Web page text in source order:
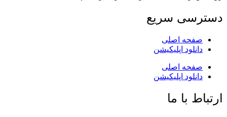
دسترسی سریع
صفحه اصلی
دانلود اپلیکیشن
صفحه اصلی
دانلود اپلیکیشن
ارتباط با ما